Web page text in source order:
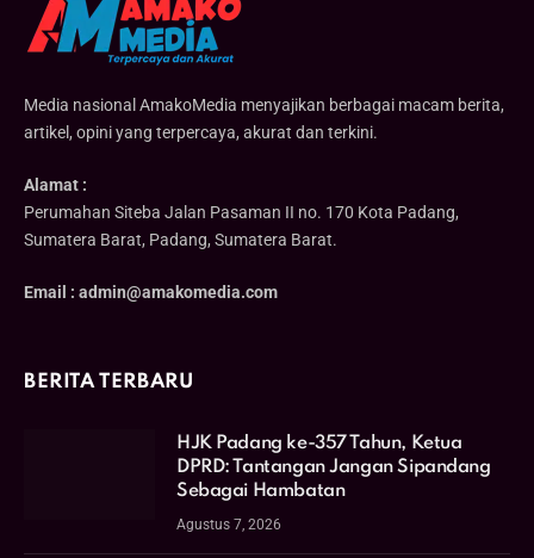
Media nasional AmakoMedia menyajikan berbagai macam berita,
artikel, opini yang terpercaya, akurat dan terkini.
Alamat :
Perumahan Siteba Jalan Pasaman II no. 170 Kota Padang,
Sumatera Barat, Padang, Sumatera Barat.
Email : admin@amakomedia.com
BERITA TERBARU
HJK Padang ke-357 Tahun, Ketua
DPRD: Tantangan Jangan Sipandang
Sebagai Hambatan
Agustus 7, 2026